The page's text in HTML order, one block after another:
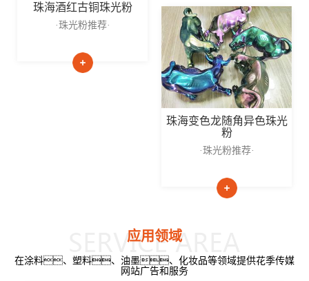
珠海酒红古铜珠光粉
·珠光粉推荐·
珠海变色龙随角异色珠光
粉
·珠光粉推荐·
应用领域
在涂料、塑料、油墨、化妆品等领域提供花季传媒
网站广告和服务